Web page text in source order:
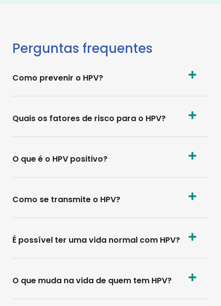
Perguntas frequentes
Como prevenir o HPV?
Quais os fatores de risco para o HPV?
O que é o HPV positivo?
Como se transmite o HPV?
É possível ter uma vida normal com HPV?
O que muda na vida de quem tem HPV?